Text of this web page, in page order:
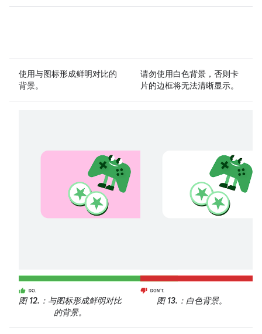
使用与图标形成鲜明对比的
背景。
请勿使用白色背景，否则卡
片的边框将无法清晰显示。
图 12. ：与图标形成鲜明对比
的背景。
图 13. ：白色背景。